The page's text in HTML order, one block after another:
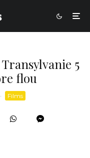
5
flou
· Films